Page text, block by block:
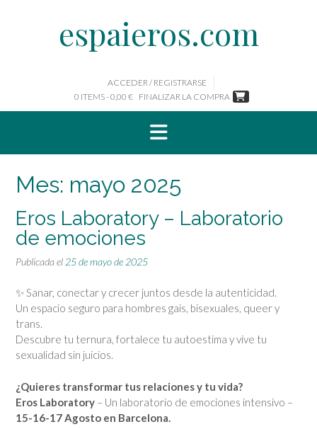
espaieros.com
ACCEDER / REGISTRARSE
0 ITEMS - 0,00 € FINALIZAR LA COMPRA
Mes: mayo 2025
Eros Laboratory – Laboratorio
de emociones
Publicada el 25 de mayo de 2025
✨ Sanar, conectar y crecer juntos desde la autenticidad.
Un espacio seguro para hombres gais, bisexuales, queer y
trans.
Descubre tu ternura, fortalece tu autoestima y vive tu
sexualidad sin juicios.
¿Quieres transformar tus relaciones y tu vida?
Eros Laboratory – Un laboratorio de emociones intensivo –
15-16-17 Agosto en Barcelona.